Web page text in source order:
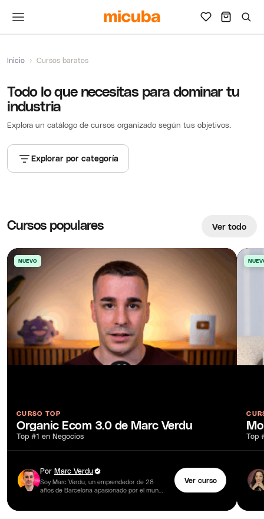
Inicio › Cursos baratos
Todo lo que necesitas para dominar tu
industria
Explora un catálogo de cursos organizado según tus objetivos.
Explorar por categoría
Cursos populares Ver todo
NUEVO
CURSO TOP
Organic Ecom 3.0 de Marc Verdu
Top #1 en Negocios
Por Marc Verdu
Soy Marc Verdu, un emprendedor de 28
años de Barcelona apasionado por el mundo
Ver curso
Top